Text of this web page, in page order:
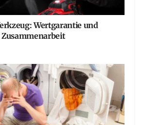
Wertgarantie und